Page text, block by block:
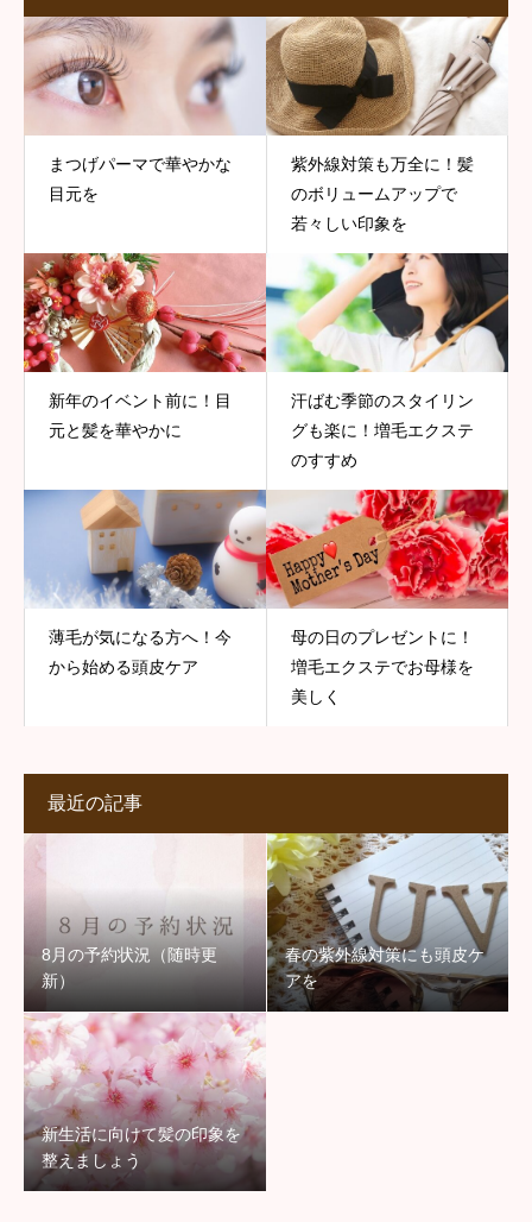
まつげパーマで華やかな
目元を
紫外線対策も万全に！髪
のボリュームアップで
若々しい印象を
新年のイベント前に！目
元と髪を華やかに
汗ばむ季節のスタイリン
グも楽に！増毛エクステ
のすすめ
薄毛が気になる方へ！今
から始める頭皮ケア
母の日のプレゼントに！
増毛エクステでお母様を
美しく
最近の記事
8月の予約状況（随時更
新）
春の紫外線対策にも頭皮ケ
アを
新生活に向けて髪の印象を
整えましょう